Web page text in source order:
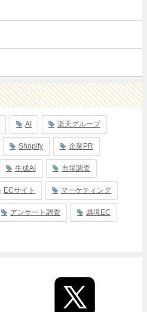
AI 楽天グループ
Shopify 企業PR
生成AI 市場調査
ECサイト マーケティング
アンケート調査 越境EC